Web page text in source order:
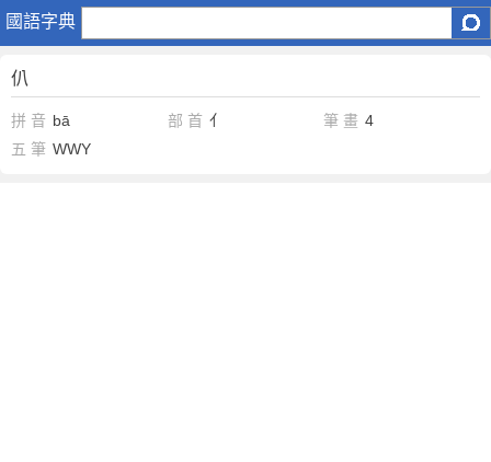
國語字典
仈
仈
拼 音 bā 部 首 亻 筆 畫 4
五 筆 WWY